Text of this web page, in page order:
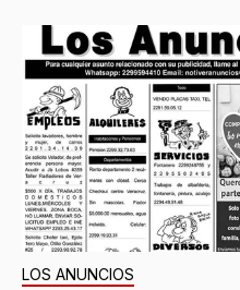
LOS ANUNCIOS